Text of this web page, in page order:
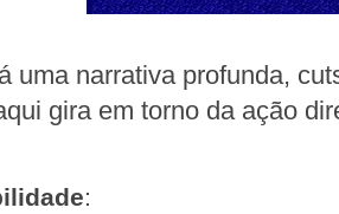
uma narrativa profunda,
gira em torno da ação
: